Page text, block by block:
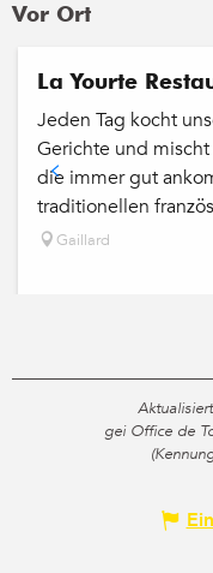
Vor Ort
La Yourte
Jeden Tag kocht
Gerichte und
die immer gut
traditionellen
Gaillard
gei Office de